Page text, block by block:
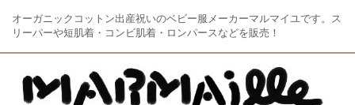
オーガニックコットン出産祝いのベビー服メーカーマルマイユです。ス
リーパーや短肌着・コンビ肌着・ロンパースなどを販売！